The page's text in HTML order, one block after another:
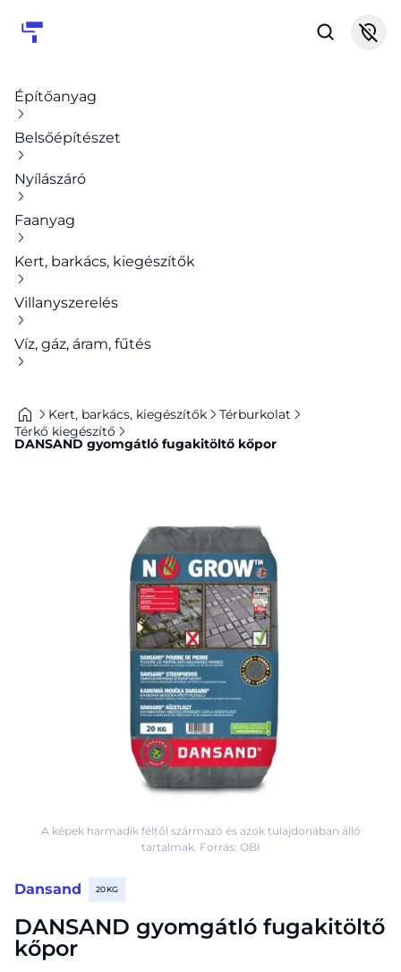
Építőanyag
Belsőépítészet
Nyílászáró
Faanyag
Kert, barkács, kiegészítők
Villanyszerelés
Víz, gáz, áram, fűtés
Kert, barkács, kiegészítők
Térburkolat
Térkő kiegészítő
DANSAND gyomgátló fugakitöltő kőpor
Dansand 20 KG
DANSAND gyomgátló fugakitöltő
kőpor
A képek harmadik féltől származó és azok tulajdonában álló
tartalmak. Forrás: OBI